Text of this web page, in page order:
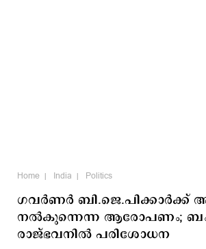
Home India Politics
ഗവര്‍ണര്‍ ബി.ജെ.പിക്കാര്‍ക്ക്
നല്‍കുന്നെന്ന ആരോപണം;
രാജ്ഭവനില്‍ പരിശോധന